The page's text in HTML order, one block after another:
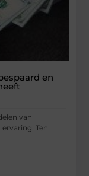
en
van
Ten